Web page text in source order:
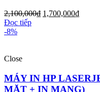
2,100,000₫ 1,700,000₫
Đọc tiếp
-8%
Close
MÁY IN HP
MẶT + IN MẠNG)